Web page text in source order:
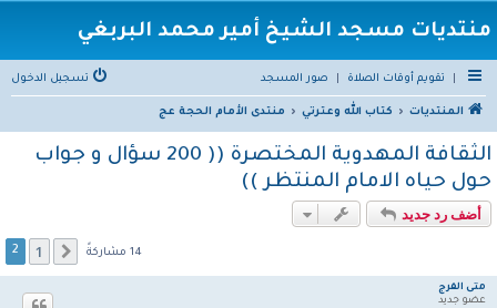
منتديات مسجد الشيخ أمير محمد البربغي
تقويم أوقات الصلاة صور المسجد تسجيل الدخول
المنتديات كتاب الله وعترتي منتدى الأمام الحجة عج
الثقافة المهدوية المختصرة (( 200 سؤال و جواب
حول حياه الامام المنتظر ))
أضف رد جديد
14 مشاركةً السابق 1
2
متى الفرج
عضو جديد